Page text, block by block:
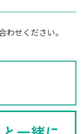
せください。